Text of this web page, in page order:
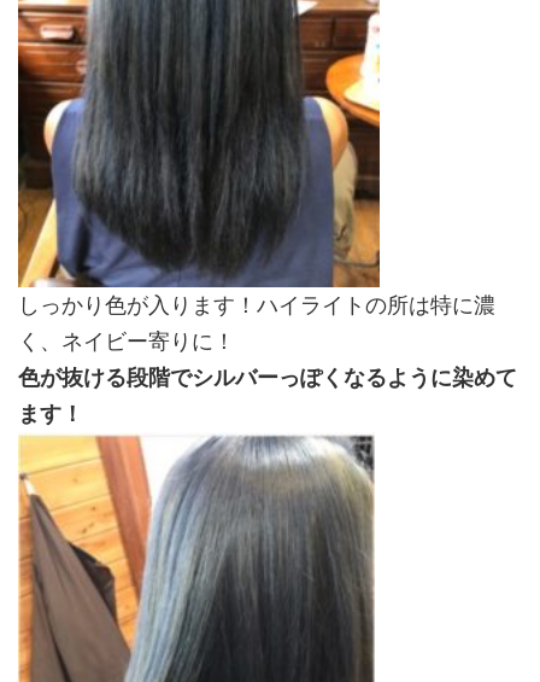
しっかり色が入ります！ハイライトの所は特に濃
く、ネイビー寄りに！
色が抜ける段階でシルバーっぽくなるように染めて
ます！